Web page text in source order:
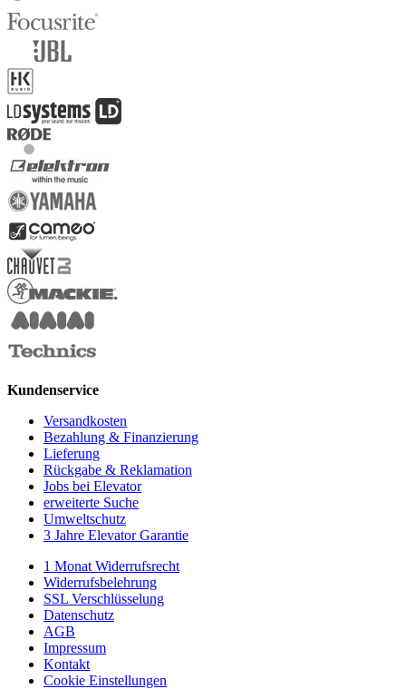
Kundenservice
Versandkosten
Bezahlung & Finanzierung
Lieferung
Rückgabe & Reklamation
Jobs bei Elevator
erweiterte Suche
Umweltschutz
3 Jahre Elevator Garantie
1 Monat Widerrufsrecht
Widerrufsbelehrung
SSL Verschlüsselung
Datenschutz
AGB
Impressum
Kontakt
Cookie Einstellungen